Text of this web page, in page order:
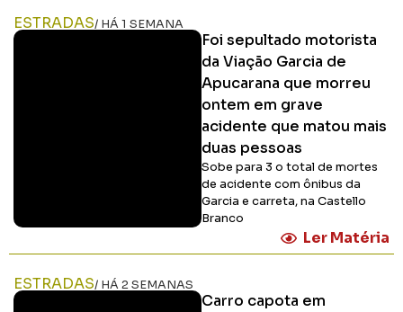
ESTRADAS/ HÁ 1 SEMANA
Foi sepultado motorista
da Viação Garcia de
Apucarana que morreu
ontem em grave
acidente que matou mais
duas pessoas
Sobe para 3 o total de mortes
de acidente com ônibus da
Garcia e carreta, na Castello
Branco
Ler Matéria
ESTRADAS/ HÁ 2 SEMANAS
Carro capota em